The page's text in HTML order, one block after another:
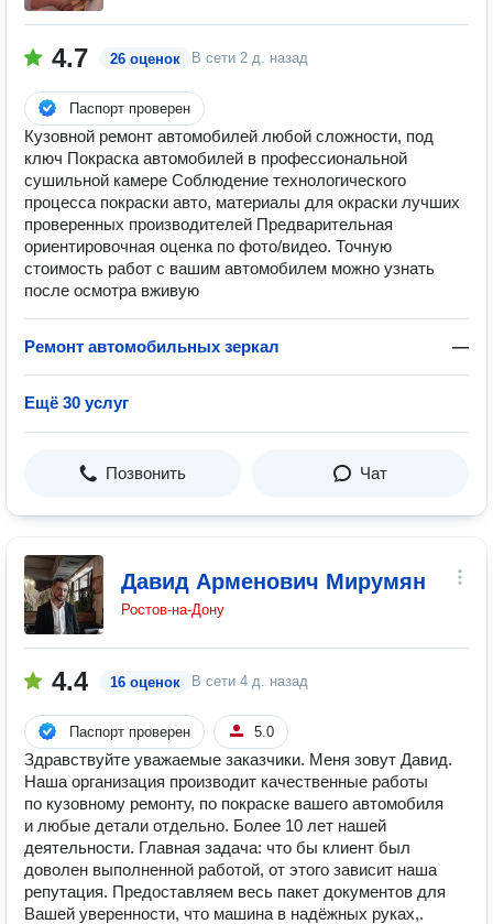
4.7 26 оценок В сети 2 д. назад
Паспорт проверен
Кузовной ремонт автомобилей любой сложности, под
ключ Покраска автомобилей в профессиональной
сушильной камере Соблюдение технологического
процесса покраски авто, материалы для окраски лучших
проверенных производителей Предварительная
ориентировочная оценка по фото/видео. Точную
стоимость работ с вашим автомобилем можно узнать
после осмотра вживую
Ремонт автомобильных зеркал —
Ещё 30 услуг
Позвонить Чат
Давид Арменович Мирумян
Ростов-на-Дону
4.4 16 оценок В сети 4 д. назад
Паспорт проверен 5.0
Здравствуйте уважаемые заказчики. Меня зовут Давид.
Наша организация производит качественные работы
по кузовному ремонту, по покраске вашего автомобиля
и любые детали отдельно. Более 10 лет нашей
деятельности. Главная задача: что бы клиент был
доволен выполненной работой, от этого зависит наша
репутация. Предоставляем весь пакет документов для
Вашей уверенности, что машина в надёжных руках,.